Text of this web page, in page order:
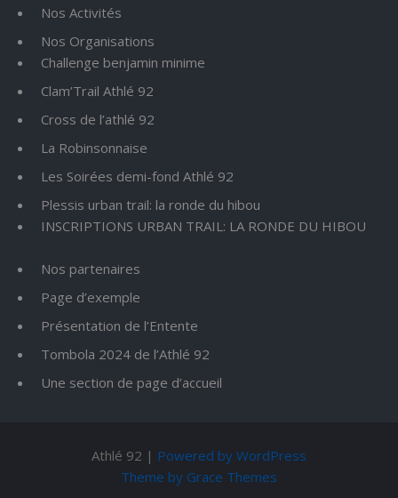
Nos Activités
Nos Organisations
Challenge benjamin minime
Clam’Trail Athlé 92
Cross de l’athlé 92
La Robinsonnaise
Les Soirées demi-fond Athlé 92
Plessis urban trail: la ronde du hibou
INSCRIPTIONS URBAN TRAIL: LA RONDE DU HIBOU
Nos partenaires
Page d’exemple
Présentation de l’Entente
Tombola 2024 de l’Athlé 92
Une section de page d’accueil
Athlé 92 | Powered by WordPress
Theme by Grace Themes